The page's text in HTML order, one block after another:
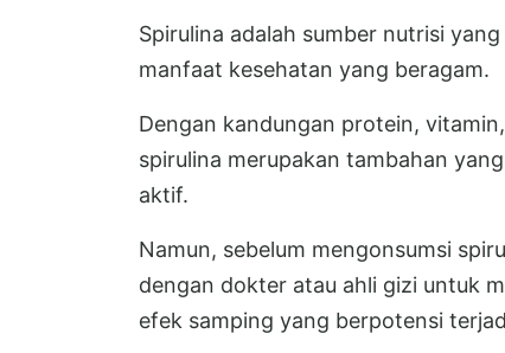
Spirulina adalah sumber nutrisi
manfaat kesehatan yang beragam.
Dengan kandungan protein,
spirulina merupakan tambahan
aktif.
Namun, sebelum mengonsumsi
dengan dokter atau ahli gizi untuk
efek samping yang berpotensi